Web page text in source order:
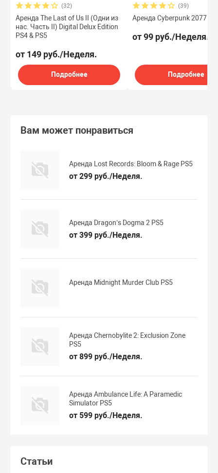
(32)
Аренда The Last of Us II (Одни из
нас. Часть II) Digital Delux Edition
PS4 & PS5
от 149 руб./Неделя.
Подробнее
(39)
Аренда Cyberpunk 2077
от 99 руб./Неделя.
Подробнее
Вам может понравиться
Аренда Lost Records: Bloom & Rage PS5
от 299 руб./Неделя.
Аренда Dragon’s Dogma 2 PS5
от 399 руб./Неделя.
Аренда Midnight Murder Club PS5
Аренда Chernobylite 2: Exclusion Zone
PS5
от 899 руб./Неделя.
Аренда Ambulance Life: A Paramedic
Simulator PS5
от 599 руб./Неделя.
Статьи